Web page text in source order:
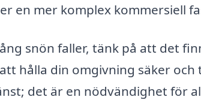
en mer komplex kommersiell
snön faller, tänk på att det
hålla din omgivning säker
det är en nödvändighet för